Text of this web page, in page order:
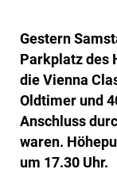
Gestern
Parkplatz des
die Vienna
Oldtimer und
Anschluss
waren.
um 17.30 Uhr.